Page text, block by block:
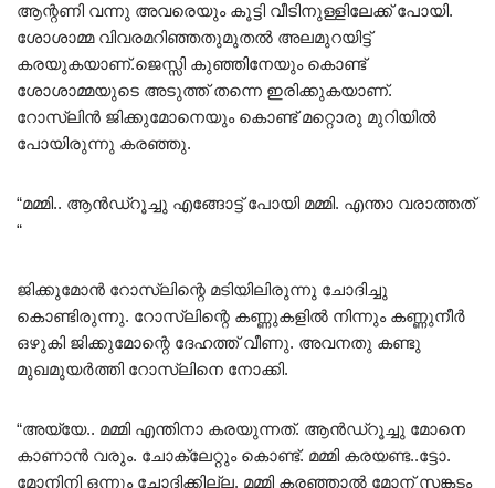
ആന്റണി വന്നു അവരെയും കൂട്ടി വീടിനുള്ളിലേക്ക് പോയി.
ശോശാമ്മ വിവരമറിഞ്ഞതുമുതൽ അലമുറയിട്ട്
കരയുകയാണ്.ജെസ്സി കുഞ്ഞിനേയും കൊണ്ട്
ശോശാമ്മയുടെ അടുത്ത് തന്നെ ഇരിക്കുകയാണ്.
റോസ്‌ലിൻ ജിക്കുമോനെയും കൊണ്ട് മറ്റൊരു മുറിയിൽ
പോയിരുന്നു കരഞ്ഞു.
“മമ്മി.. ആൻഡ്റൂച്ചു എങ്ങോട്ട് പോയി മമ്മി. എന്താ വരാത്തത്
“
ജിക്കുമോൻ റോസ്‌ലിന്റെ മടിയിലിരുന്നു ചോദിച്ചു
കൊണ്ടിരുന്നു. റോസ്‌ലിന്റെ കണ്ണുകളിൽ നിന്നും കണ്ണുനീർ
ഒഴുകി ജിക്കുമോന്റെ ദേഹത്ത് വീണു. അവനതു കണ്ടു
മുഖമുയർത്തി റോസ്‌ലിനെ നോക്കി.
“അയ്യേ.. മമ്മി എന്തിനാ കരയുന്നത്. ആൻഡ്റൂച്ചു മോനെ
കാണാൻ വരും. ചോക്ലേറ്റും കൊണ്ട്. മമ്മി കരയണ്ട..ട്ടോ.
മോനിനി ഒന്നും ചോദിക്കില്ല. മമ്മി കരഞ്ഞാൽ മോന് സങ്കടം